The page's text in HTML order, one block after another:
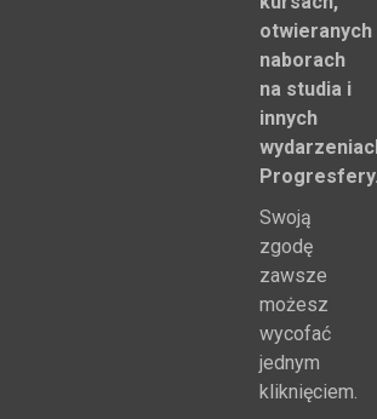
webinarach,
kursach,
otwieranych
naborach
na studia i
innych
Swoją
zgodę
zawsze
możesz
wycofać
jednym